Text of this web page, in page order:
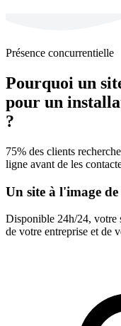
Présence concurrentielle
Pourquoi un
pour un
?
75% des clients
ligne avant de les
Un site à l'image
Disponible 24h/24, votre
de votre entreprise et de